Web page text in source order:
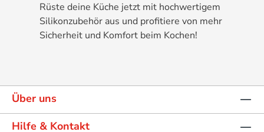
Rüste deine Küche jetzt mit hochwertigem
Silikonzubehör aus und profitiere von mehr
Sicherheit und Komfort beim Kochen!
Über uns
Hilfe & Kontakt